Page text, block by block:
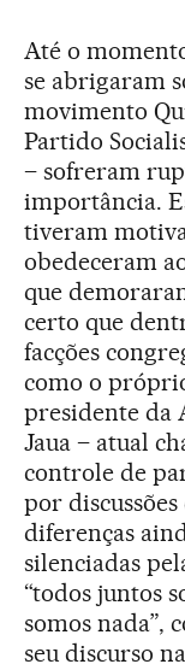
Até o
se abrigaram
movimento
Partido
– sofreram
importância.
tiveram
obedeceram
que
certo que
facções
como o
presidente da
Jaua – atual
controle de
por
diferenças
silenciadas
“todos juntos
somos nada”,
seu discurso